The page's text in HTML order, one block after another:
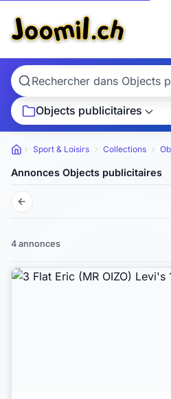
Objects publicitaires
Petites annonces
Sport & Loisirs Collections
Annonces Objects publicitaires
4 annonces